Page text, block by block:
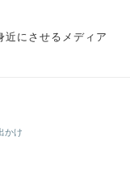
にさせるメディア
かけ